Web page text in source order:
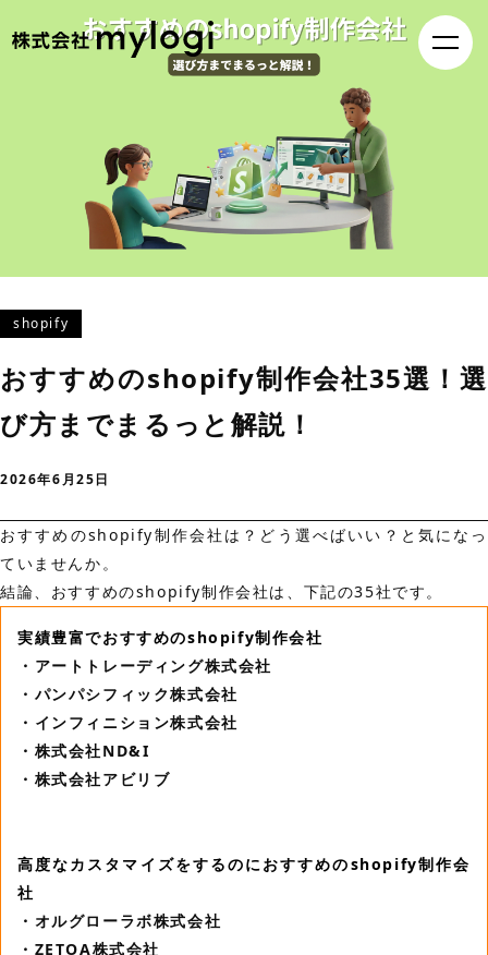
shopify
おすすめのshopify制作会社35選！選
び方までまるっと解説！
2026年6月25日
おすすめのshopify制作会社は？どう選べばいい？と気になっ
ていませんか。
結論、おすすめのshopify制作会社は、下記の35社です。
実績豊富でおすすめのshopify制作会社
・アートトレーディング株式会社
・パンパシフィック株式会社
・インフィニション株式会社
・株式会社ND&I
・株式会社アビリブ
高度なカスタマイズをするのにおすすめのshopify制作会
社
・オルグローラボ株式会社
・ZETOA株式会社